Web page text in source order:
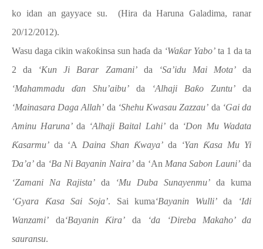
ko idan an gayyace su.
(Hira da Haruna Galadima, ranar
20/12/2012).
Wasu daga cikin waƙoƙinsa sun haɗa da ‘Waƙar Yabo’ta 1 da ta
2 da
‘Kun Ji Barar Zamani’da ‘Sa’idu Mai Mota’da
‘Mahammadu ɗan Shu’aibu’ da ‘Alhaji Baƙo Zuntu’ da
‘Mainasara Daga Allah’ da ‘Shehu Kwasau Zazzau’ da ‘Gai da
Aminu Haruna’ da ‘Alhaji Baital Lahi’da ‘Don Mu Wadata
Ƙasarmu’ da ‘A Daina Shan Ƙwaya’ da ‘Yan Ƙasa Mu Yi
Ɗa’a’ da ‘Ba Ni Bayanin Naira’da ‘An Mana Sabon Launi’da
‘Zamani Na Rajista’ da ‘Mu Duba Sunayenmu’ da kuma
‘Gyara Ƙasa Sai Soja’. Sai kuma‘Bayanin Wulli’da
‘Idi
Wanzami’ da‘Bayanin Ƙira’ da
‘da ‘Direba Makaho’ da
sauransu.